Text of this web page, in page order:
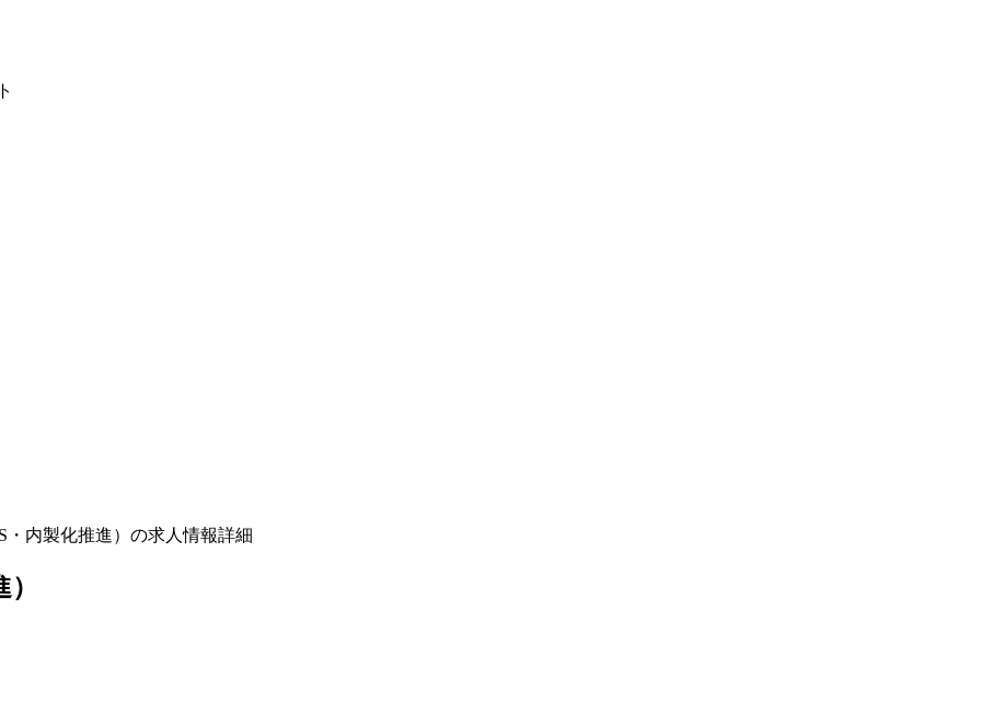
内製化推進）の求人情報詳細